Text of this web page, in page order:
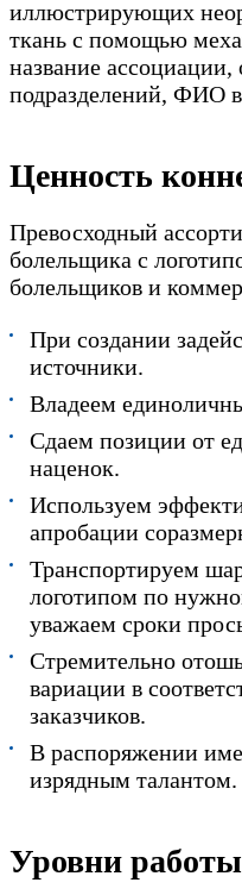
иллюстрирующих
ткань с помощью
название
подразделений, ФИО
Ценность
Превосходный
болельщика с
болельщиков и
При создании
источники.
Владеем
Сдаем позиции от
наценок.
Используем
апробации
Транспортируем
логотипом по
уважаем сроки
Стремительно
вариации в
заказчиков.
В распоряжении
изрядным талантом.
Уровни работы